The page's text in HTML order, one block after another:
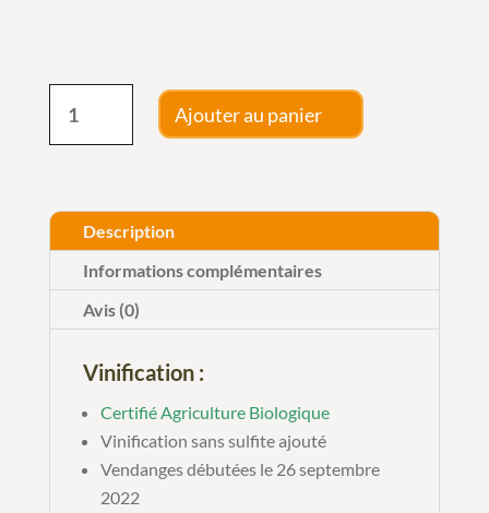
Castillon
Côtes
Ajouter au panier
Description
Informations complémentaires
Avis (0)
Vinification :
Certifié Agriculture Biologique
Vinification sans sulfite ajouté
Vendanges débutées le 26 septembre
2022